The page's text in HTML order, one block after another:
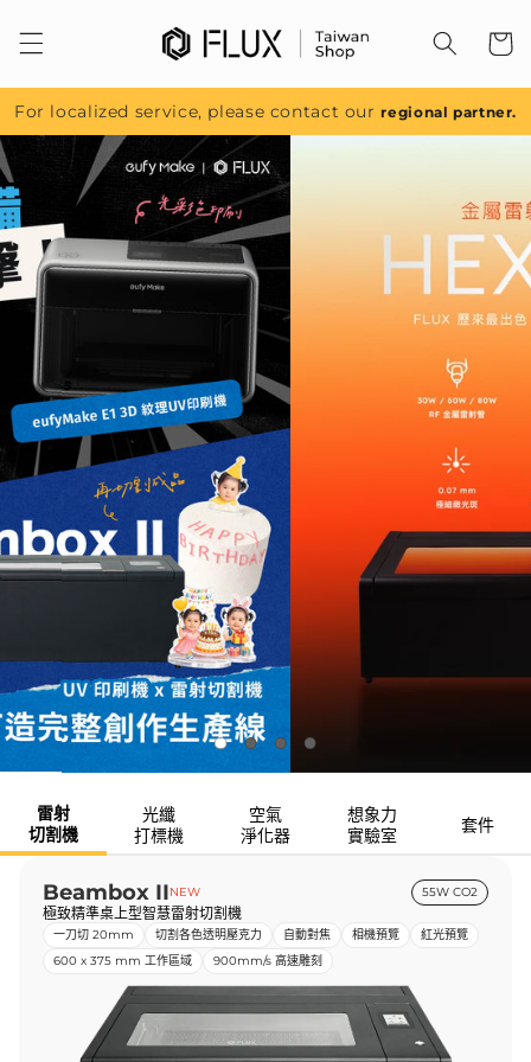
容
For localized service, please contact ourregional partner.
雷射
切割機
光纖
打標機
空氣
淨化器
想象力
實驗室
套件
Beambox IINEW 55W CO2
極致精準桌上型智慧雷射切割機
一刀切 20mm 切割各色透明壓克力 自動對焦 相機預覽
紅光預覽
600 x 375 mm 工作區域
900mm/s 高速雕刻